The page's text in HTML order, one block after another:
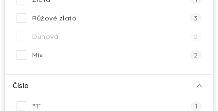
Růžové zlato 3
Duhová 0
Mix 2
Číslo
“1” 1